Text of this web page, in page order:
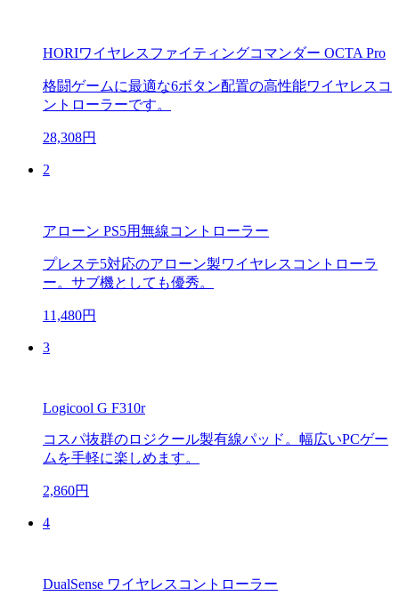
HORIワイヤレスファイティングコマンダー OCTA Pro
格闘ゲームに最適な6ボタン配置の高性能ワイヤレスコ
ントローラーです。
28,308円
2
アローン PS5用無線コントローラー
プレステ5対応のアローン製ワイヤレスコントローラ
ー。サブ機としても優秀。
11,480円
3
Logicool G F310r
コスパ抜群のロジクール製有線パッド。幅広いPCゲー
ムを手軽に楽しめます。
2,860円
4
DualSense ワイヤレスコントローラー